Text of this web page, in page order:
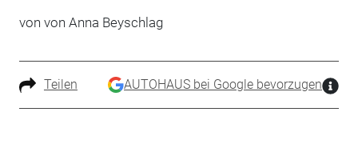
von von Anna Beyschlag
Teilen AUTOHAUS bei Google bevorzugen